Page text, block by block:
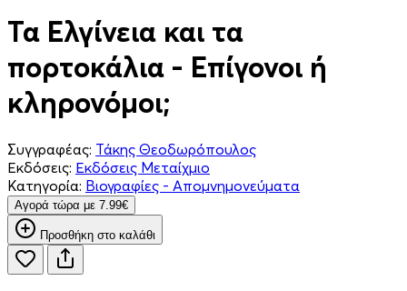
Τα Ελγίνεια και τα
πορτοκάλια - Επίγονοι ή
κληρονόμοι;
Συγγραφέας: Τάκης Θεοδωρόπουλος
Εκδόσεις: Εκδόσεις Μεταίχμιο
Κατηγορία: Βιογραφίες - Απομνημονεύματα
Aγορά τώρα με 7.99€
Προσθήκη στο καλάθι